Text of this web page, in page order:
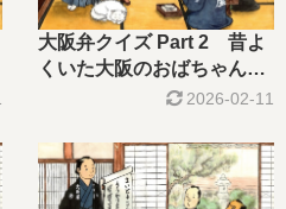
大阪弁クイズ Part 2 昔よ
くいた大阪のおばちゃん
◆大阪のおばちゃん◆2026-02-11